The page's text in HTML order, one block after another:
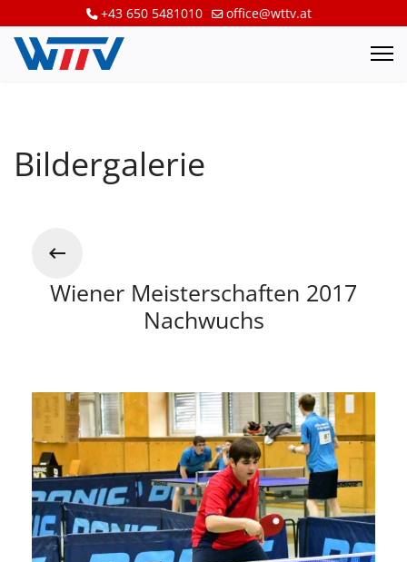
+43 650 5481010 office@wttv.at
Bildergalerie
Wiener Meisterschaften 2017
Nachwuchs